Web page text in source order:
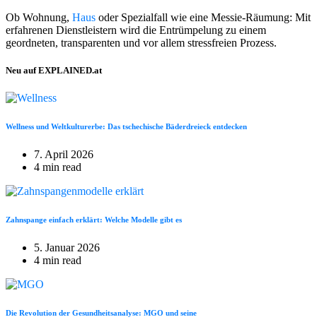
Ob Wohnung, Haus oder Spezialfall wie eine Messie-Räumung: Mit
erfahrenen Dienstleistern wird die Entrümpelung zu einem
geordneten, transparenten und vor allem stressfreien Prozess.
Neu auf EXPLAINED.at
Wellness und Weltkulturerbe: Das tschechische Bäderdreieck entdecken
7. April 2026
4 min read
Zahnspange einfach erklärt: Welche Modelle gibt es
5. Januar 2026
4 min read
Die Revolution der Gesundheitsanalyse: MGO und seine